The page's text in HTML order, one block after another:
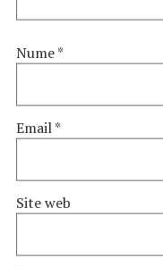
Nume*
Email*
Site web